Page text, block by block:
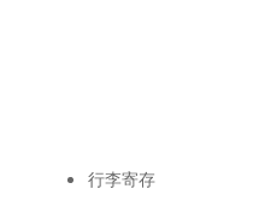
行李寄存